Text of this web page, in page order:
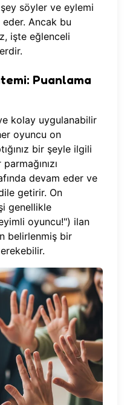
söyler ve eylemi
Ancak bu
işte eğlenceli
Puanlama
kolay uygulanabilir
oyuncu on
bir şeyle ilgili
devam eder ve
getirir. On
genellikle
oyuncu!") ilan
belirlenmiş bir